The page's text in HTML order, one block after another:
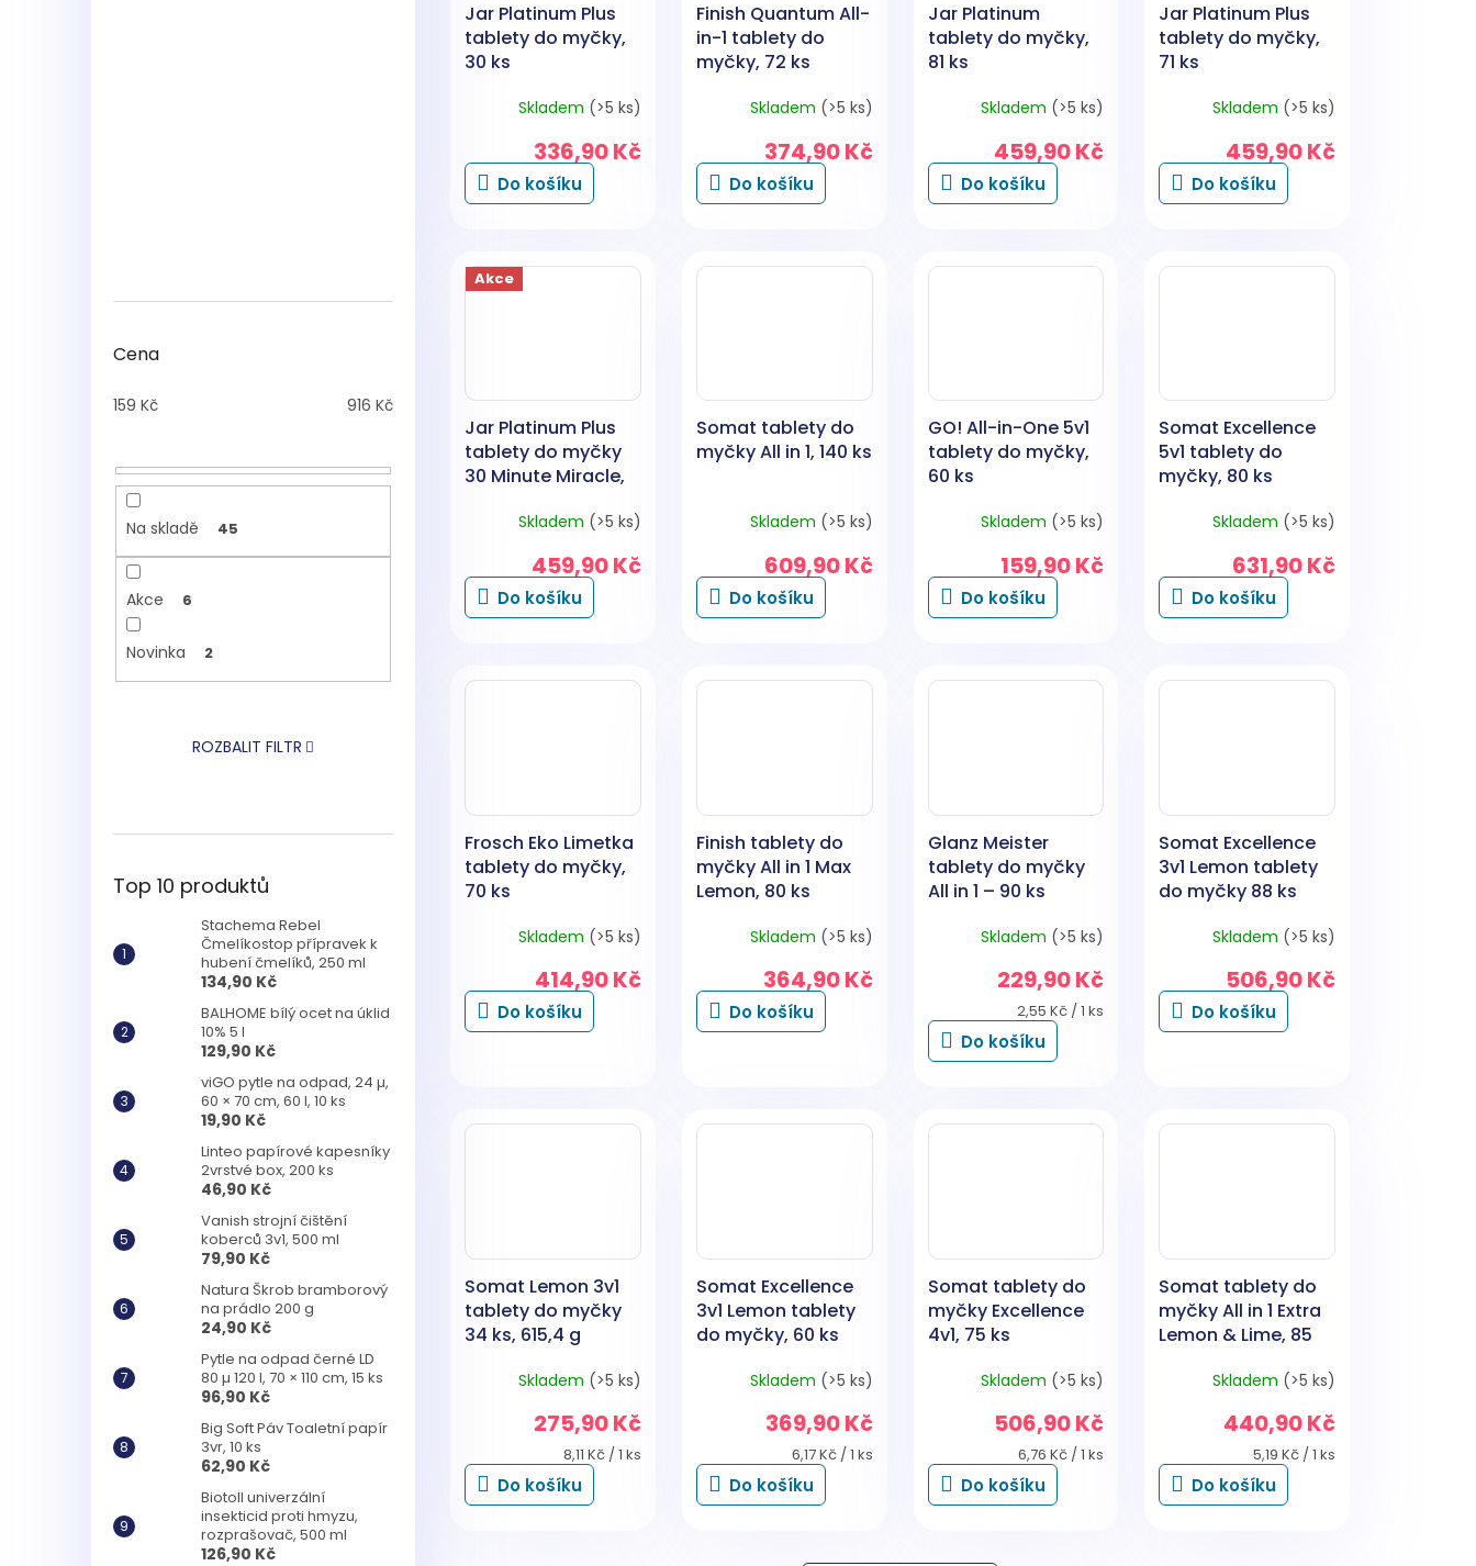
Cena
159 Kč 916 Kč
Na skladě 45
Akce 6
Novinka 2
ROZBALIT FILTR
Top 10 produktů
Stachema Rebel
Čmelíkostop přípravek k
hubení čmelíků, 250 ml
134,90 Kč
BALHOME bílý ocet na úklid
10% 5 l
129,90 Kč
viGO pytle na odpad, 24 µ,
60 × 70 cm, 60 l, 10 ks
19,90 Kč
Linteo papírové kapesníky
2vrstvé box, 200 ks
46,90 Kč
Vanish strojní čištění
koberců 3v1, 500 ml
79,90 Kč
Natura Škrob bramborový
na prádlo 200 g
24,90 Kč
Pytle na odpad černé LD
80 µ 120 l, 70 × 110 cm, 15 ks
96,90 Kč
Big Soft Páv Toaletní papír
3vr, 10 ks
62,90 Kč
Biotoll univerzální
insekticid proti hmyzu,
rozprašovač, 500 ml
126,90 Kč
Jar Platinum Plus
tablety do myčky,
30 ks
Skladem (>5 ks)
336,90 Kč
Do košíku
Finish Quantum All-
in-1 tablety do
myčky, 72 ks
Skladem (>5 ks)
374,90 Kč
Do košíku
Jar Platinum
tablety do myčky,
81 ks
Skladem (>5 ks)
459,90 Kč
Do košíku
Jar Platinum Plus
tablety do myčky,
71 ks
Skladem (>5 ks)
459,90 Kč
Do košíku
Akce
Jar Platinum Plus
tablety do myčky
30 Minute Miracle,
Skladem (>5 ks)
459,90 Kč
Do košíku
Somat tablety do
myčky All in 1, 140 ks
Skladem (>5 ks)
609,90 Kč
Do košíku
GO! All-in-One 5v1
tablety do myčky,
60 ks
Skladem (>5 ks)
159,90 Kč
Do košíku
Somat Excellence
5v1 tablety do
myčky, 80 ks
Skladem (>5 ks)
631,90 Kč
Do košíku
Frosch Eko Limetka
tablety do myčky,
70 ks
Skladem (>5 ks)
414,90 Kč
Do košíku
Finish tablety do
myčky All in 1 Max
Lemon, 80 ks
Skladem (>5 ks)
364,90 Kč
Do košíku
Glanz Meister
tablety do myčky
All in 1 – 90 ks
Skladem (>5 ks)
229,90 Kč
Měrná
cena:
2,55 Kč / 1 ks
Do košíku
Somat Excellence
3v1 Lemon tablety
do myčky 88 ks
Skladem (>5 ks)
506,90 Kč
Do košíku
Somat Lemon 3v1
tablety do myčky
34 ks, 615,4 g
Skladem (>5 ks)
275,90 Kč
Měrná
cena:
8,11 Kč / 1 ks
Do košíku
Somat Excellence
3v1 Lemon tablety
do myčky, 60 ks
Skladem (>5 ks)
369,90 Kč
Měrná
cena:
6,17 Kč / 1 ks
Do košíku
Somat tablety do
myčky Excellence
4v1, 75 ks
Skladem (>5 ks)
506,90 Kč
Měrná
cena:
6,76 Kč / 1 ks
Do košíku
Somat tablety do
myčky All in 1 Extra
Lemon & Lime, 85
Skladem (>5 ks)
440,90 Kč
Měrná
cena:
5,19 Kč / 1 ks
Do košíku